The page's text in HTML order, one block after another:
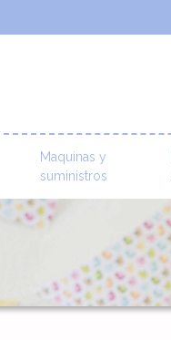
Maquinas y
suministros